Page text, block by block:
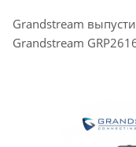
Grandstream
Grandstream